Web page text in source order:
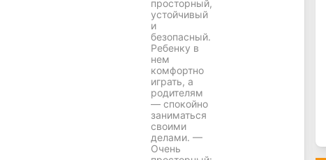
просторный,
устойчивый
и
безопасный.
Ребенку в
нем
комфортно
играть, а
родителям
— спокойно
заниматься
своими
делами. —
Очень